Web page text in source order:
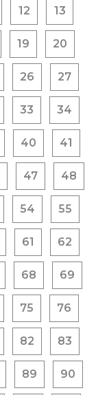
12 13
19 20
26 27
33 34
40 41
47 48
54 55
61 62
68 69
75 76
82 83
89 90